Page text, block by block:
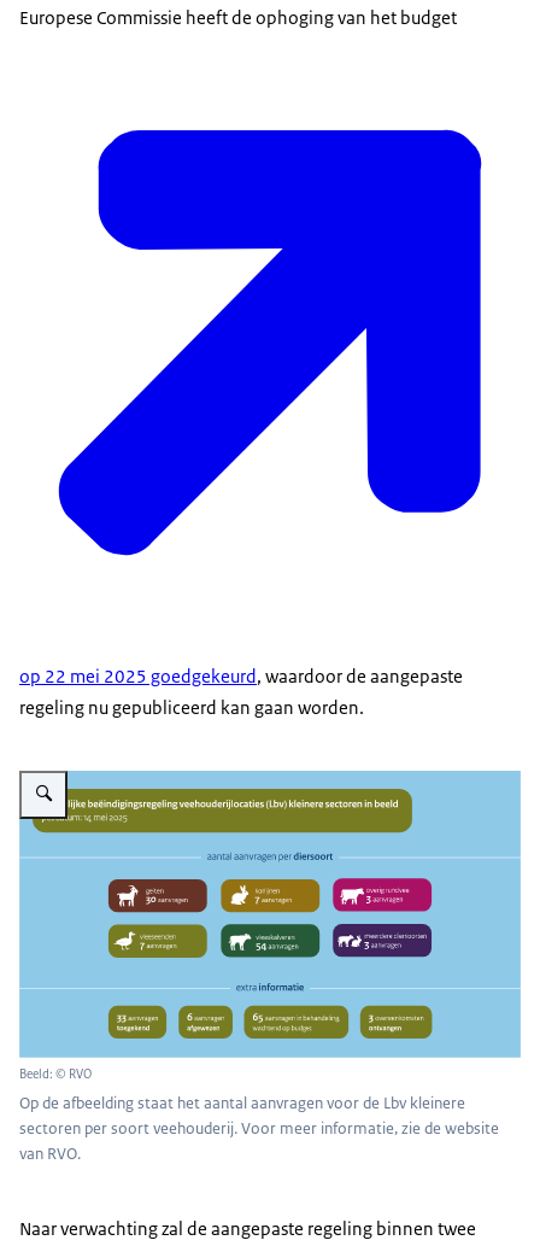
Europese Commissie heeft de ophoging van het budget
op 22 mei 2025 goedgekeurd, waardoor de aangepaste
regeling nu gepubliceerd kan gaan worden.
Beeld: © RVO
Op de afbeelding staat het aantal aanvragen voor de Lbv kleinere
sectoren per soort veehouderij. Voor meer informatie, zie de website
van RVO.
Naar verwachting zal de aangepaste regeling binnen twee